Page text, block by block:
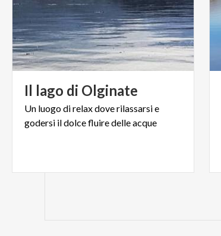
Il lago di Olginate
Un luogodirelaxdoverilassarsie
godersi ildolcefluiredelleacque